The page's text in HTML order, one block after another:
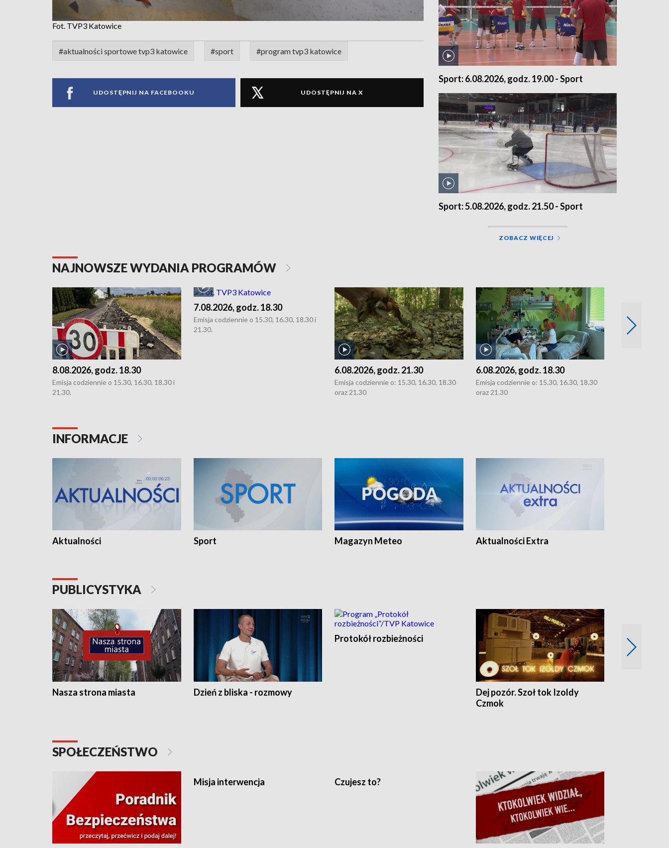
Fot. TVP3 Katowice
#aktualności sportowe tvp3 katowice #sport #program tvp3 katowice
UDOSTĘPNIJ NA FACEBOOKU UDOSTĘPNIJ NA X
Sport: 6.08.2026, godz. 19.00 - Sport
Sport: 5.08.2026, godz. 21.50 - Sport
ZOBACZ WIĘCEJ
NAJNOWSZE WYDANIA PROGRAMÓW
8.08.2026, godz. 18.30
Emisja codziennie o 15.30, 16.30, 18.30 i
21.30.
7.08.2026, godz. 18.30
Emisja codziennie o 15.30, 16.30, 18.30 i
21.30.
6.08.2026, godz. 21.30
Emisja codziennie o: 15.30, 16.30, 18.30
oraz 21.30
6.08.2026, godz. 18.30
Emisja codziennie o: 15.30, 16.30, 18.30
oraz 21.30
21.30.
INFORMACJE
Aktualności Sport Magazyn Meteo Aktualności Extra
PUBLICYSTYKA
Nasza strona miasta Dzień z bliska - rozmowy
Protokół rozbieżności
Dej pozór. Szoł tok Izoldy
Czmok
SPOŁECZEŃSTWO
Misja interwencja Czujesz to?